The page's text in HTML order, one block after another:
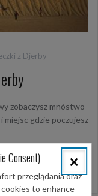
z Djerby
zobaczysz mnóstwo
miejsc gdzie poczujesz
×
Consent)
przeglądania oraz
to enhance